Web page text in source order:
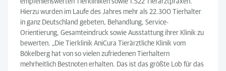
empfehlenswerten Tierkliniken sowie 1.522 Tierarztpraxen.
Hierzu wurden im Laufe des Jahres mehr als 22.300 Tierhalter
in ganz Deutschland gebeten, Behandlung, Service-
Orientierung, Gesamteindruck sowie Ausstattung ihrer Klinik zu
bewerten. „Die Tierklinik AniCura Tierärztliche Klinik vom
Bökelberg hat von so vielen zufriedenen Tierhaltern
mehrheitlich Bestnoten erhalten. Das ist das größte Lob für das